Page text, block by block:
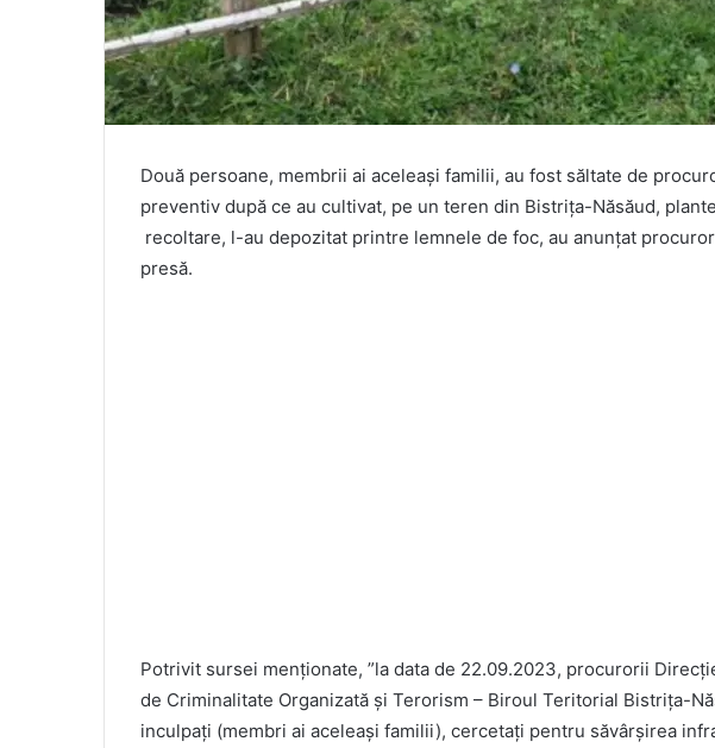
Două persoane, membrii ai aceleași familii, au fost săltate de
preventiv după ce au cultivat, pe un teren din Bistrița-Năsăud,
recoltare, l-au depozitat printre lemnele de foc, au anunțat
presă.
Potrivit sursei menționate, ”la data de 22.09.2023, procurorii
de Criminalitate Organizată și Terorism – Biroul Teritorial Bistrița-
inculpați (membri ai aceleași familii), cercetați pentru săvârșirea